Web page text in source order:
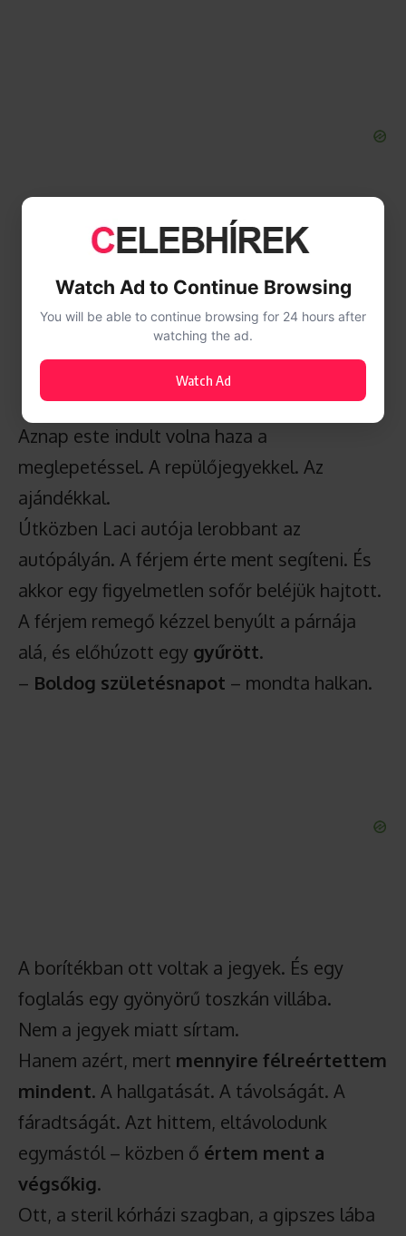
Aznap este indult volna haza a
meglepetéssel. A repülőjegyekkel. Az
ajándékkal.
Útközben Laci autója lerobbant az
autópályán. A férjem érte ment segíteni. És
akkor egy figyelmetlen sofőr beléjük hajtott.
A férjem remegő kézzel benyúlt a párnája
alá, és előhúzott egy gyűrött.
– Boldog születésnapot – mondta halkan.
A borítékban ott voltak a jegyek. És egy
foglalás egy gyönyörű toszkán villába.
Nem a jegyek miatt sírtam.
Hanem azért, mert mennyire félreértettem
mindent. A hallgatását. A távolságát. A
fáradtságát. Azt hittem, eltávolodunk
egymástól – közben ő értem ment a
végsőkig.
Ott, a steril kórházi szagban, a gipszes lába
Watch Ad to Continue Browsing
You will be able to continue browsing for 24 hours after
watching the ad.
Watch Ad